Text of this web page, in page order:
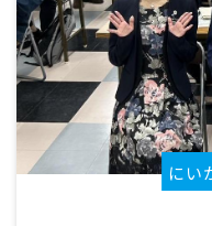
にい